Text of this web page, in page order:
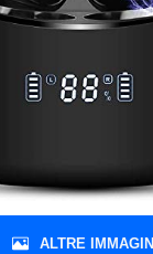
ALTRE IMMAGINI